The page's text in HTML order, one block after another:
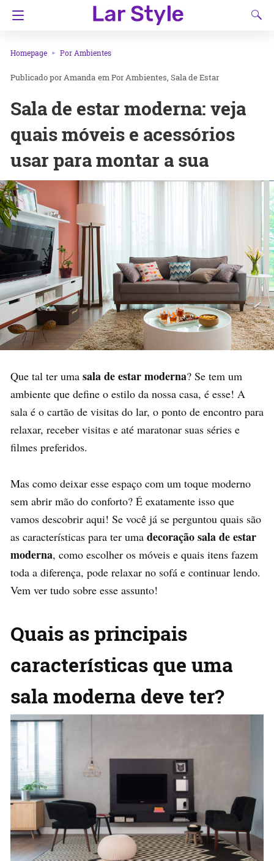
Homepage Por Ambientes
Amanda emPor Ambientes Sala de Estar
Sala de estar moderna: veja
quais móveis e acessórios
usar para montar a sua
Que tal ter uma sala de estar moderna? Se tem um
ambiente que define o estilo da nossa casa, é esse! A
sala é o cartão de visitas do lar, o ponto de encontro para
relaxar, receber visitas e até maratonar suas séries e
filmes preferidos.
Mas como deixar esse espaço com um toque moderno
sem abrir mão do conforto? É exatamente isso que
vamos descobrir aqui! Se você já se perguntou quais são
as características para ter uma decoração sala de estar
moderna, como escolher os móveis e quais itens fazem
toda a diferença, pode relaxar no sofá e continuar lendo.
Vem ver tudo sobre esse assunto!
Quais as principais
características que uma
sala moderna deve ter?